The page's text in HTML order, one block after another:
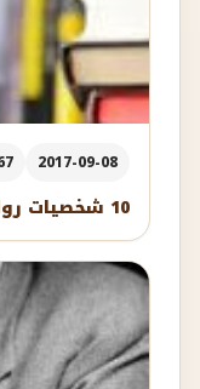
2017-09-08
10 شخصيات روائية أصبحت أسماء خالدة